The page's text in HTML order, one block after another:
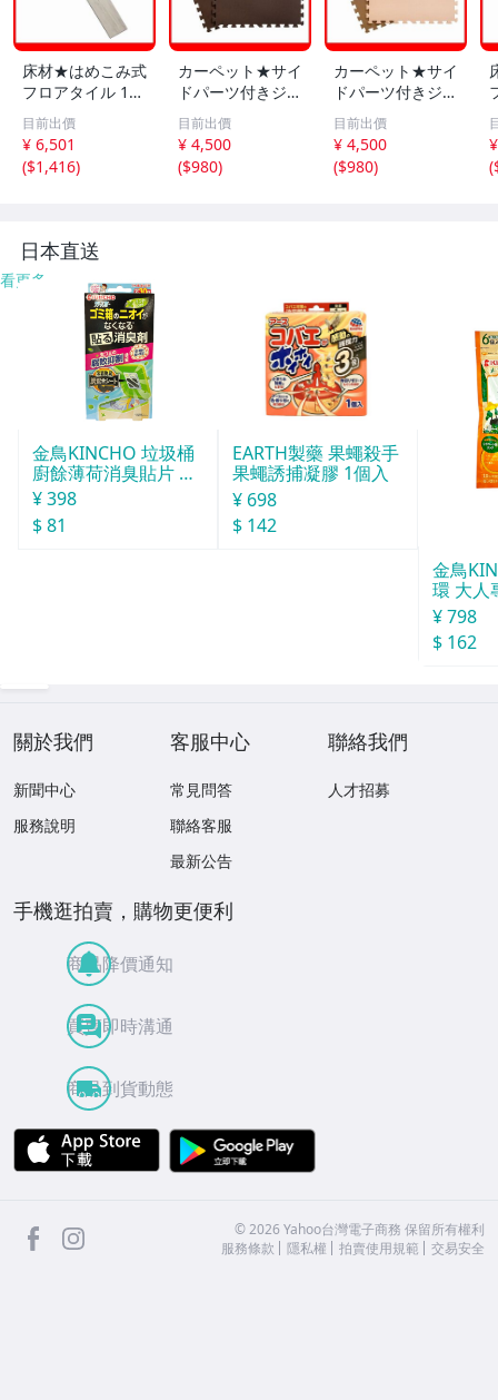
床材★はめこみ式
フロアタイル 12
枚セット 1.5畳/
木目調 フローリ
ング DIY 賃貸OK/
防炎 防水 抗菌 床
目前出價
¥ 6,501
($1,416)
カーペット★サイ
ドパーツ付きジョ
イントマット 16
枚セット 大判60c
m 安心の低ホル
ムアルデヒド 防
目前出價
¥ 4,500
($980)
カーペット★サイ
ドパーツ付きジョ
イントマット 16
枚セット 大判60c
m 安心の低ホル
ムアルデヒド 防
目前出價
¥ 4,500
($980)
(
日本直送
看更多
金鳥KINCHO 垃圾桶
廚餘薄荷消臭貼片 約
30天分
¥ 398
$ 81
EARTH製藥 果蠅殺手
果蠅誘捕凝膠 1個入
¥ 698
$ 142
金鳥
環 大人
¥ 798
$ 162
關於我們
新聞中心
服務說明
客服中心
常見問答
聯絡客服
最新公告
聯絡我們
人才招募
手機逛拍賣，購物更便利
商品降價通知
買賣即時溝通
商品到貨動態
APP Store
facebook ©2026 Yahoo台灣電子商務 保留所有權利
服務條款
隱私權 拍賣使用規範 交易安全